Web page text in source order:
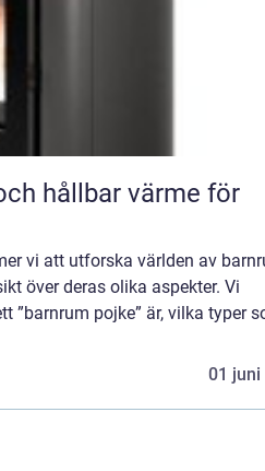
vi att utforska världen av
över deras olika aspekter. Vi
”barnrum pojke” är, vilka typer
01 juni